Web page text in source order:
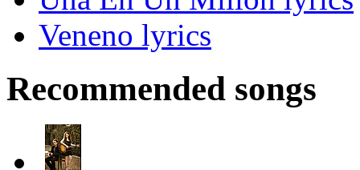
Veneno lyrics
Recommended songs